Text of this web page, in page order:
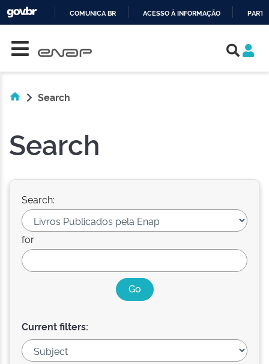
COMUNICA BR ACESSO À INFORMAÇÃO
Search
Search
Search:
for
Current filters: